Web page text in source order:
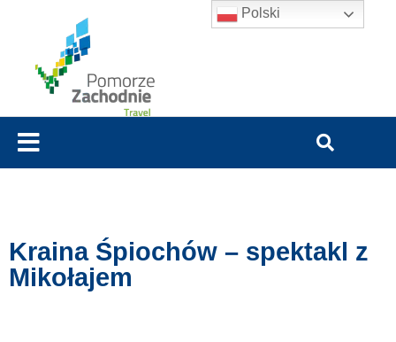
Kraina Śpiochów – spektakl z
Mikołajem
Polski